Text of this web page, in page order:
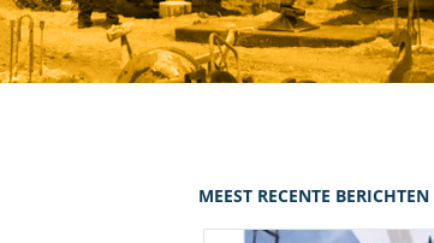
MEEST RECENTE BERICHTEN